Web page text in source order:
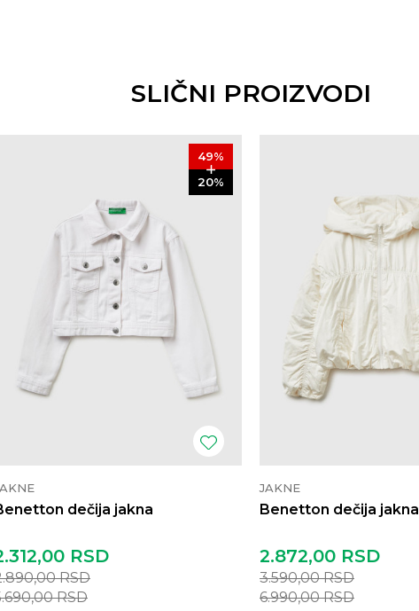
SLIČNI PROIZVODI
49%
20%
dečija jakna
RSD
RSD
RSD
JAKNE
Benetton dečija jakna
2.872,00 RSD
3.590,00RSD
6.990,00RSD